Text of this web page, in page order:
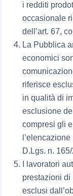
i redditi
occasionale
dell’art. 67,
La Pubblica
economici
riferisce
in qualità di
esclusione
compresi gli
D.Lgs. n.
I lavoratori
prestazioni di
esclusi